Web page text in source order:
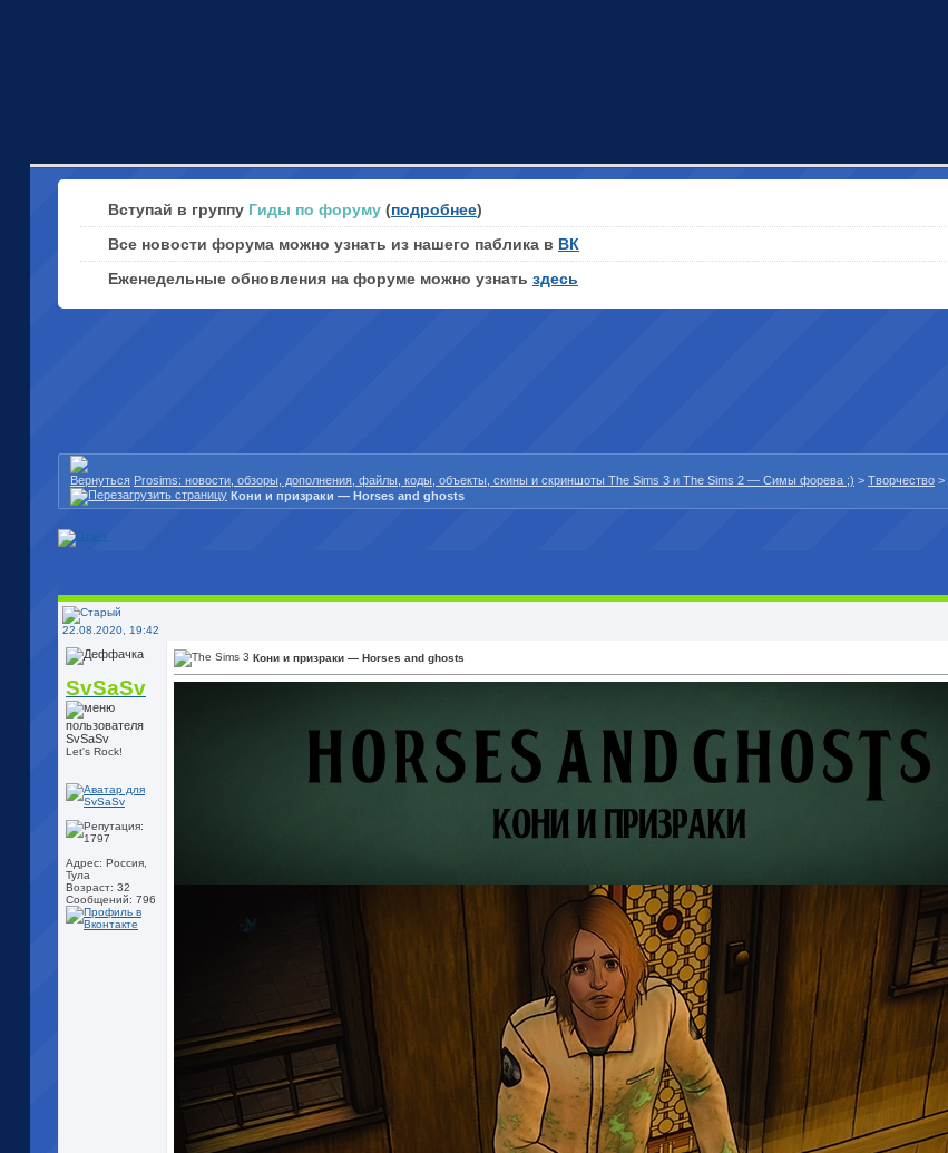
Вступай в группу Гиды по форуму (подробнее)
Все новости форума можно узнать из нашего паблика в ВК
Еженедельные обновления на форуме можно узнать здесь
Prosims: новости, обзоры, дополнения, файлы, коды, объекты, скины и скриншоты The Sims 3 и The Sims 2 — Симы форева ;) > Творчество >
Кони и призраки — Horses and ghosts
22.08.2020, 19:42
SvSaSv
Let's Rock!
Адрес: Россия,
Тула
Возраст: 32
Сообщений: 796
Кони и призраки — Horses and ghosts